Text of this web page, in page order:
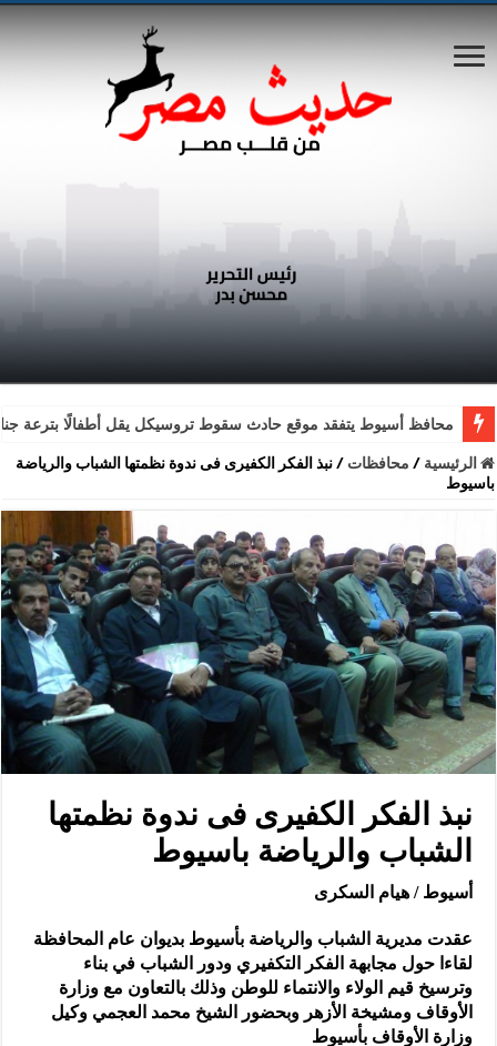
محافظ أسيوط يتفقد موقع حادث سقوط تروسيكل يقل أطفالًا بترعة
الرئيسية / محافظات /نبذ الفكر الكفيرى فى ندوة نظمتها الشباب والرياضة
باسيوط
نبذ الفكر الكفيرى فى ندوة نظمتها
الشباب والرياضة باسيوط
أسيوط / هيام السكرى
عقدت مديرية الشباب والرياضة بأسيوط بديوان عام المحافظة
لقاءا حول مجابهة الفكر التكفيري ودور الشباب في بناء
وترسيخ قيم الولاء والانتماء للوطن وذلك بالتعاون مع وزارة
الأوقاف ومشيخة الأزهر وبحضور الشيخ محمد العجمي وكيل
وزارة الأوقاف بأسيوط